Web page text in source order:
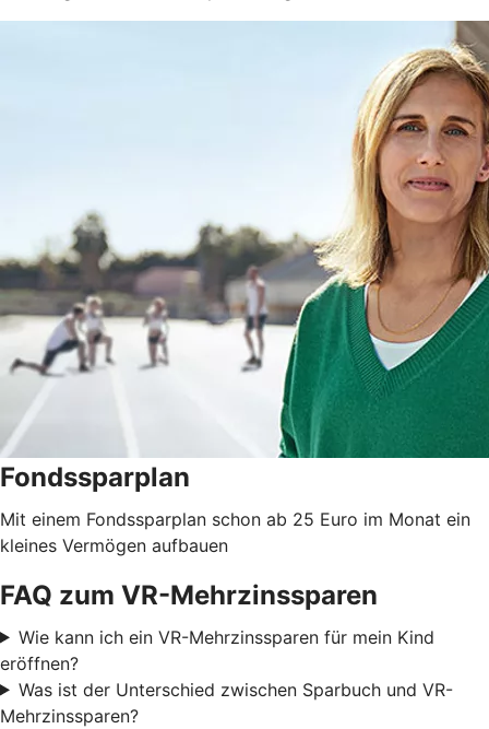
Fondssparplan
Mit einem Fondssparplan schon ab 25 Euro im Monat ein
kleines Vermögen aufbauen
FAQ zum VR-Mehrzinssparen
Wie kann ich ein VR-Mehrzinssparen für mein Kind
eröffnen?
Was ist der Unterschied zwischen Sparbuch und VR-
Mehrzinssparen?